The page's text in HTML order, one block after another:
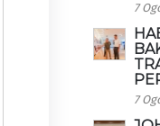
7
7